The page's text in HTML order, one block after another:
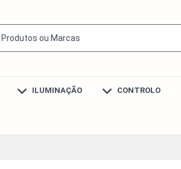
ILUMINAÇÃO CONTROLO